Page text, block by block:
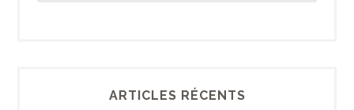
ARTICLES RÉCENTS